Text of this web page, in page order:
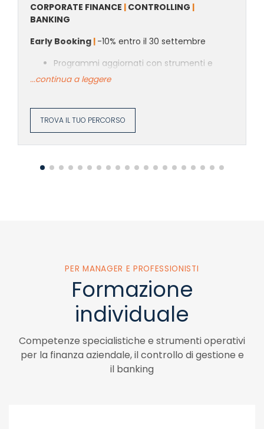
CORPORATE FINANCE | CONTROLLING |
BANKING
Early Booking | -10% entro il 30 settembre
Programmi aggiornati con strumenti e
metodi immediatamente applicabili
Faculty composta da analisti finanziari e
Approccio learning by doing: costruzione
diretta dei principali tool
...continua a leggere
TROVA IL TUO PERCORSO
PER MANAGER E PROFESSIONISTI
Formazione
individuale
Competenze specialistiche e strumenti operativi
per la finanza aziendale, il controllo di gestione e
il banking